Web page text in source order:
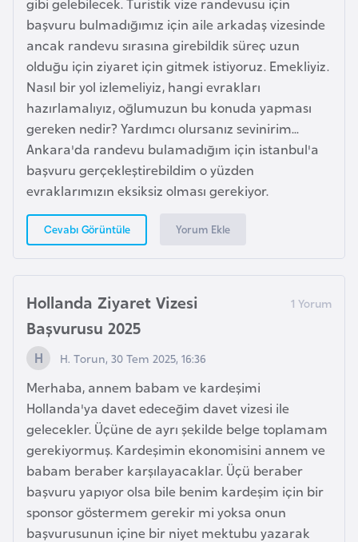
başvuru bulmadığımız için aile arkadaş vizesinde
ancak randevu sırasına girebildik süreç uzun
olduğu için ziyaret için gitmek istiyoruz. Emekliyiz.
Nasıl bir yol izlemeliyiz, hangi evrakları
hazırlamalıyız, oğlumuzun bu konuda yapması
gereken nedir? Yardımcı olursanız sevinirim...
Ankara'da randevu bulamadığım için istanbul'a
başvuru gerçekleştirebildim o yüzden
evraklarımızın eksiksiz olması gerekiyor.
Cevabı Görüntüle Yorum Ekle
Hollanda Ziyaret Vizesi
Başvurusu 2025
H. Torun, 30 Tem 2025, 16:36
Merhaba, annem babam ve kardeşimi
Hollanda'ya davet edeceğim davet vizesi ile
gelecekler. Üçüne de ayrı şekilde belge toplamam
gerekiyormuş. Kardeşimin ekonomisini annem ve
babam beraber karşılayacaklar. Üçü beraber
başvuru yapıyor olsa bile benim kardeşim için bir
sponsor göstermem gerekir mi yoksa onun
başvurusunun içine bir niyet mektubu yazarak
Ç
e
k
C
u
m
h
u
r
i
y
e
i
C
e
z
a
y
i
r
C